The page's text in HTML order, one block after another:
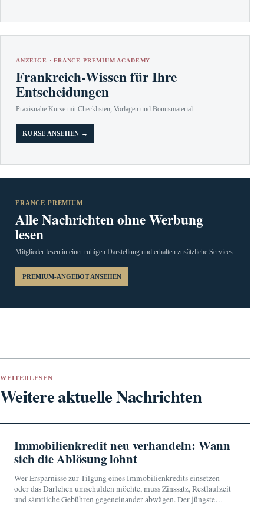
ANZEIGE · FRANCE PREMIUM ACADEMY
Frankreich-Wissen für Ihre
Entscheidungen
Praxisnahe Kurse mit Checklisten, Vorlagen und Bonusmaterial.
KURSE ANSEHEN →
FRANCE PREMIUM
Alle Nachrichten ohne Werbung
lesen
Mitglieder lesen in einer ruhigen Darstellung und erhalten zusätzliche Services.
PREMIUM-ANGEBOT ANSEHEN
WEITERLESEN
Weitere aktuelle Nachrichten
Immobilienkredit neu verhandeln: Wann
sich die Ablösung lohnt
Wer Ersparnisse zur Tilgung eines Immobilienkredits einsetzen
oder das Darlehen umschulden möchte, muss Zinssatz, Restlaufzeit
und sämtliche Gebühren gegeneinander abwägen. Der jüngste